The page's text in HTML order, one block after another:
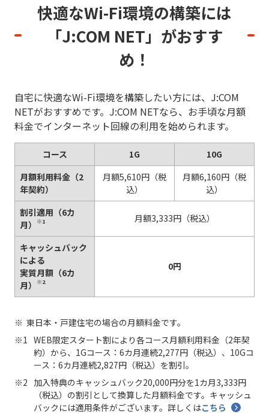
快適なWi-Fi環境の構築には
「J:COM NET」がおすす
め！
自宅に快適なWi-Fi環境を構築したい方には、J:COM
NETがおすすめです。J:COM NETなら、お手頃な月額
料金でインターネット回線の利用を始められます。
コース 1G
10G
月額利用料金（2
年契約）
月額5,610円（税
込）
月額6,160円（税
込）
割引適用（6カ
月）
※1 月額3,333円（税込）
キャッシュバック
による
実質月額（6カ
月）
※2
0円
東日本・戸建住宅の場合の月額料金です。
WEB限定スタート割により各コース月額利用料金（2年契
約）から、1Gコース：6カ月連続2,277円（税込）、10Gコ
ース：6カ月連続2,827円（税込）を割引。
加入特典のキャッシュバック20,000円分を1カ月3,333円
（税込）の割引として換算した月額料金です。キャッシュ
バックには適用条件がございます。詳しくはこちら